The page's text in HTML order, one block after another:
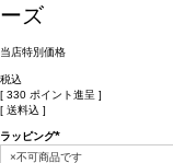
ーズ
当店特別価格
税込
[ 330 ポイント進呈 ]
送料込
ラッピング
(必